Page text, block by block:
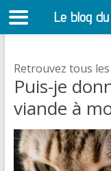
Retrouvez tous
Puis-je
viande à
Le blog